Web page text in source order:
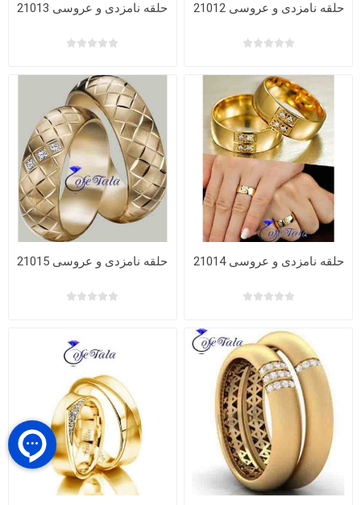
حلقه نامزدی و عروسی 21012 حلقه نامزدی و عروسی 21013
حلقه نامزدی و عروسی 21014 حلقه نامزدی و عروسی 21015